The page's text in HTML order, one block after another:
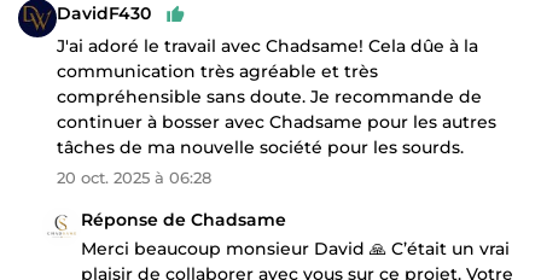
DavidF430
J'ai adoré le travail avec Chadsame! Cela dûe à la
communication très agréable et très
compréhensible sans doute. Je recommande de
continuer à bosser avec Chadsame pour les autres
tâches de ma nouvelle société pour les sourds.
20 oct. 2025 à 06:28
Réponse de Chadsame
Merci beaucoup monsieur David 🙏 C’était un vrai
plaisir de collaborer avec vous sur ce projet. Votre